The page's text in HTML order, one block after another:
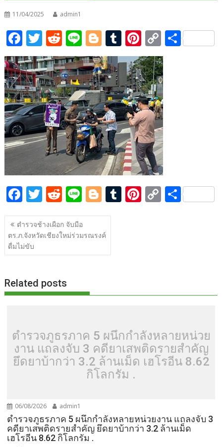
11/04/2025 admin1
F
ac
e
b
o
o
k
T
w
itt
er
R
e
d
di
t
Li
n
e
Bl
o
g
g
er
T
u
m
bl
r
Pi
nt
er
e
st
C
o
p
y
Li
n
k
S
F
ac
e
b
o
k
T
w
itt
er
R
e
d
di
t
Li
n
e
Bl
o
g
er
T Pi C
k
S
แนะแนว
เรื่อง
ตำรวจช้างเผือก จับมือ
ตร.ภ.จังหวัดเชียงใหม่ร่วมรณรงค์
ดื่มไม่ขับ
Related posts
ตำรวจภูธรภาค 5 ผนึกกำลังหลายหน่วย
งาน แถลงจับ 3 คดียาเสพติดรายสำคัญ
ยึดยาบ้ากว่า 3.2 ล้านเม็ด เฮโรอีน 8.62
กิโลกรัม .
06/08/2026 admin1
ตำรวจภูธรภาค 5 ผนึกกำลังหลายหน่วยงาน แถลงจับ 3
คดียาเสพติดรายสำคัญ ยึดยาบ้ากว่า 3.2 ล้านเม็ด
เฮโรอีน 8.62 กิโลกรัม .